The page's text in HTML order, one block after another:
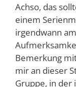
Achso, das
einem
irgendwann
Bemerkung
mir an dieser
Gruppe, in der